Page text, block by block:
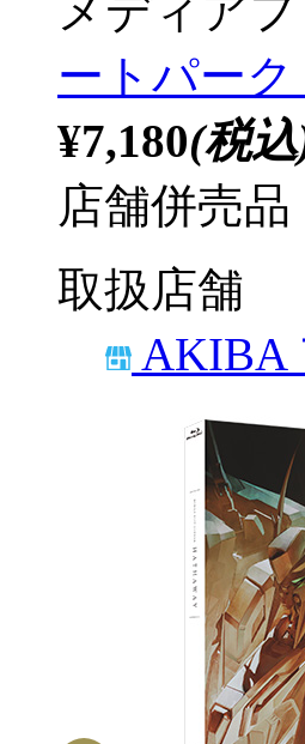
メディア
ートパー
¥7,180(税
店舗併売品
取扱店舗
AKIBA